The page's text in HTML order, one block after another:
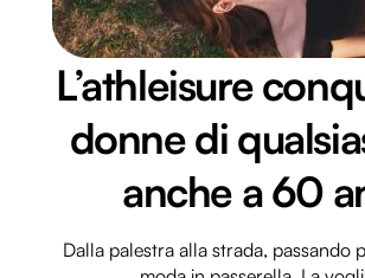
L’athleisure
donne di
anche a 60
Dalla palestra alla strada, passando